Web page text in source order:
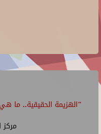
"الهزيمة الحقيقية.. ما
مركز